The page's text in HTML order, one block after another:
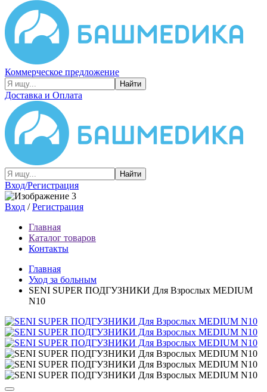
Коммерческое предложение
Найти
Доставка и Оплата
Найти
Вход/Регистрация
Вход /Регистрация
Главная
Каталог товаров
Контакты
Главная
Уход за больным
SENI SUPER ПОДГУЗНИКИ Для Взрослых MEDIUM
N10